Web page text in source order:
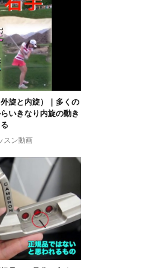
旋と内旋）｜多くの
いきなり内旋の動き
スン動画